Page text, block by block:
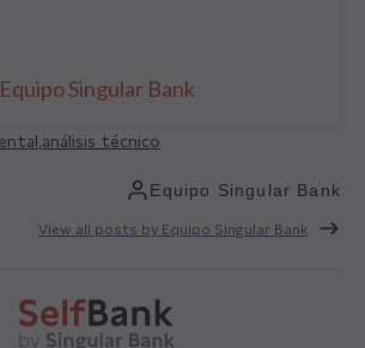
Equipo Singular Bank
análisis técnico
Equipo Singular Bank
View all posts by Equipo Singular Bank